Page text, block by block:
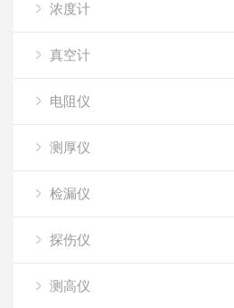
浓度计
真空计
电阻仪
测厚仪
检漏仪
探伤仪
测高仪